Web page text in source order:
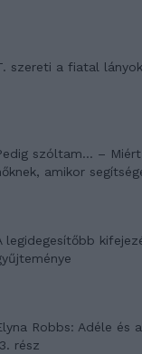
szereti a fiatal
szóltam… –
amikor
legidegesítőbb
Robbs: Adéle és
rész